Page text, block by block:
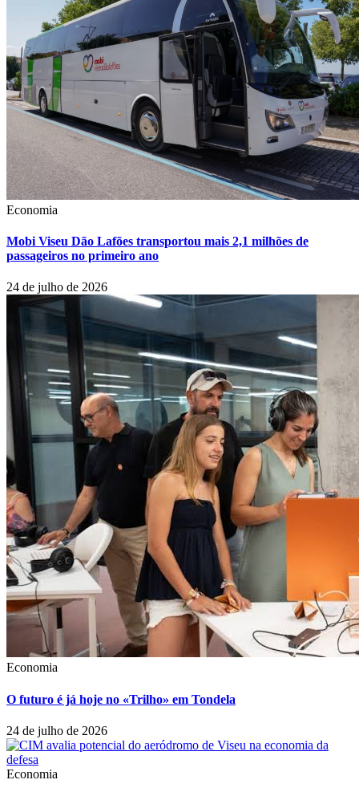
Economia
Mobi Viseu Dão Lafões transportou mais 2,1 milhões de
passageiros no primeiro ano
24 de julho de 2026
Economia
O futuro é já hoje no «Trilho» em Tondela
24 de julho de 2026
Economia